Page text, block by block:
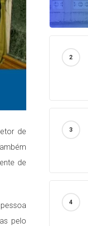
de
de
pelo